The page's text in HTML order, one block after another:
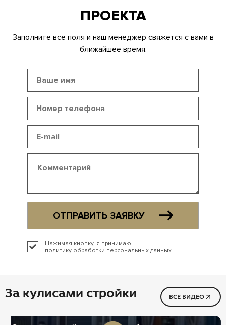
ПРОЕКТА
Заполните все поля и наш менеджер свяжется с вами в
ближайшее время.
ОТПРАВИТЬ ЗАЯВКУ
Нажимая кнопку, я принимаю
политику обработки персональных данных.
За кулисами стройки ВСЕ ВИДЕО